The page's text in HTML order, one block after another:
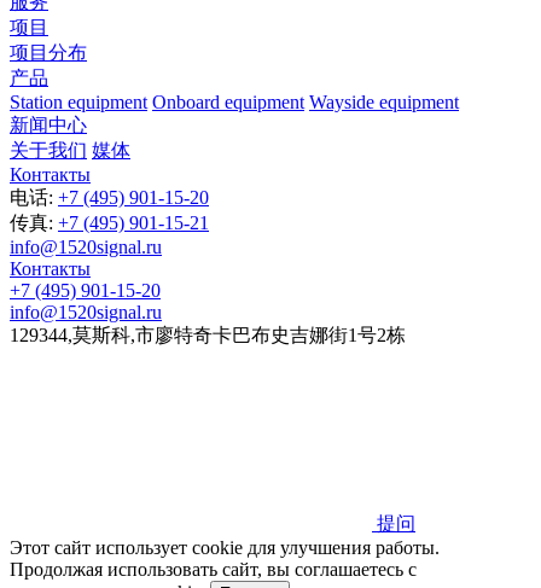
项目
项目分布
产品
Station equipment Onboard equipment Wayside equipment
新闻中心
关于我们 媒体
Контакты
电话: +7 (495) 901-15-20
传真: +7 (495) 901-15-21
info@1520signal.ru
Контакты
+7 (495) 901-15-20
info@1520signal.ru
129344,莫斯科,市廖特奇卡巴布史吉娜街1号2栋
提问
Этот сайт использует cookie для улучшения работы.
Продолжая использовать сайт, вы соглашаетесь с